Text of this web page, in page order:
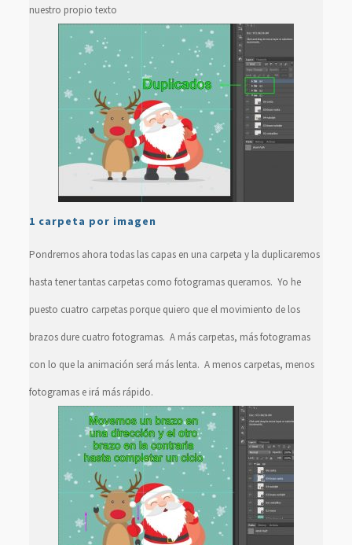
nuestro propio texto
1 carpeta por imagen
Pondremos ahora todas las capas en una carpeta y la duplicaremos
hasta tener tantas carpetas como fotogramas queramos. Yo he
puesto cuatro carpetas porque quiero que el movimiento de los
brazos dure cuatro fotogramas. A más carpetas, más fotogramas
con lo que la animación será más lenta. A menos carpetas, menos
fotogramas e irá más rápido.